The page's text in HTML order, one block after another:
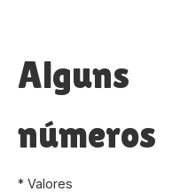
Alguns
números
* Valores